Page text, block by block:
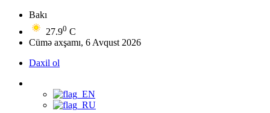
Bakı
27.90 C
Cümə axşamı, 6 Avqust 2026
Daxil ol